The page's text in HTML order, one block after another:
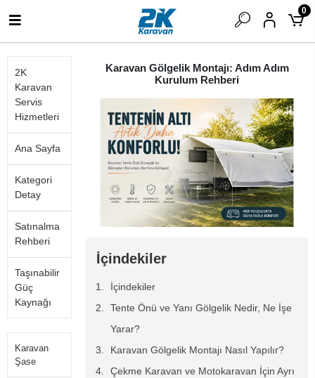
0
2K
Karavan
Servis
Hizmetleri
Ana Sayfa
Kategori
Detay
Satınalma
Rehberi
Taşınabilir
Güç
Kaynağı
Karavan
Şase
Karavan Gölgelik Montajı: Adım Adım
Kurulum Rehberi
İçindekiler
İçindekiler
Tente Önü ve Yanı Gölgelik Nedir, Ne İşe
Yarar?
Karavan Gölgelik Montajı Nasıl Yapılır?
Çekme Karavan ve Motokaravan İçin Ayrı